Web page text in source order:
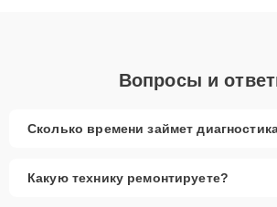
Вопросы и
Сколько времени займет
Какую технику ремонтируете?